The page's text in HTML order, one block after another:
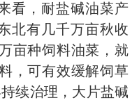
看，耐盐碱油菜产
北有几千万亩秋收
亩种饲料油菜，就
，可有效缓解饲草
续治理，大片盐碱